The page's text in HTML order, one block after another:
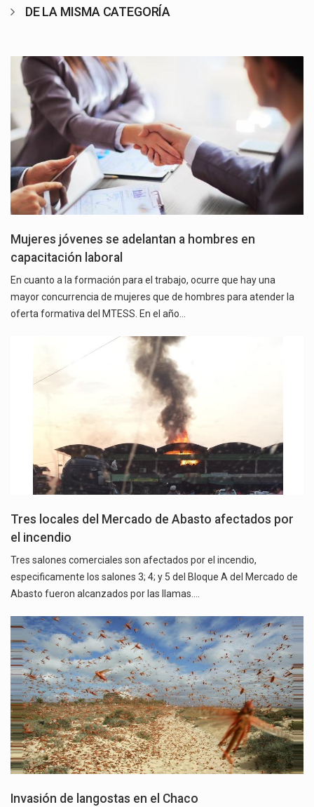
DE LA MISMA CATEGORÍA
Mujeres jóvenes se adelantan a hombres en
capacitación laboral
En cuanto a la formación para el trabajo, ocurre que hay una
mayor concurrencia de mujeres que de hombres para atender la
oferta formativa del MTESS. En el año…
Tres locales del Mercado de Abasto afectados por
el incendio
Tres salones comerciales son afectados por el incendio,
especificamente los salones 3; 4; y 5 del Bloque A del Mercado de
Abasto fueron alcanzados por las llamas.…
Invasión de langostas en el Chaco